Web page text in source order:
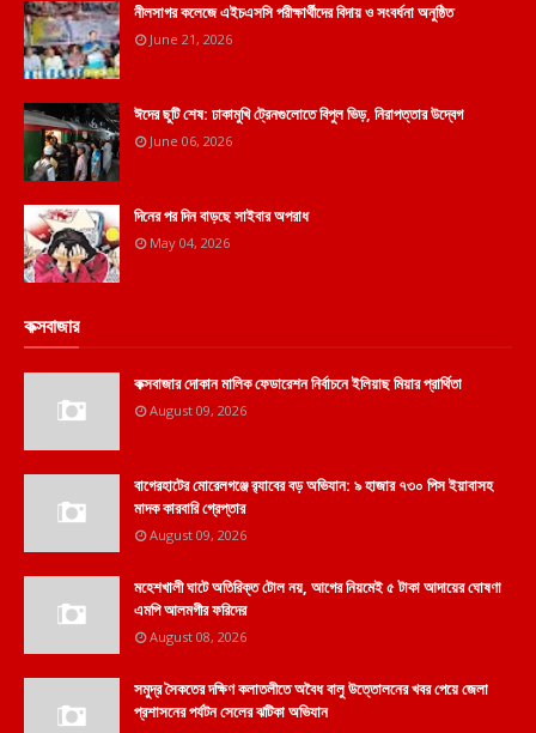
নীলসাগর কলেজে এইচএসসি পরীক্ষার্থীদের বিদায় ও সংবর্ধনা অনুষ্ঠিত
June 21, 2026
ঈদের ছুটি শেষ: ঢাকামুখি ট্রেনগুলোতে বিপুল ভিড়, নিরাপত্তার উদ্বেগ
June 06, 2026
দিনের পর দিন বাড়ছে সাইবার অপরাধ
May 04, 2026
কক্সবাজার
কক্সবাজার দোকান মালিক ফেডারেশন নির্বাচনে ইলিয়াছ মিয়ার প্রার্থিতা
August 09, 2026
বাগেরহাটের মোরেলগঞ্জে র‍্যাবের বড় অভিযান: ৯ হাজার ৭৩০ পিস ইয়াবাসহ
মাদক কারবারি গ্রেপ্তার
August 09, 2026
মহেশখালী ঘাটে অতিরিক্ত টোল নয়, আগের নিয়মেই ৫ টাকা আদায়ের ঘোষণা
এমপি আলমগীর ফরিদের
August 08, 2026
সমুদ্র সৈকতের দক্ষিণ কলাতলীতে অবৈধ বালু উত্তোলনের খবর পেয়ে জেলা
প্রশাসনের পর্যটন সেলের ঝটিকা অভিযান